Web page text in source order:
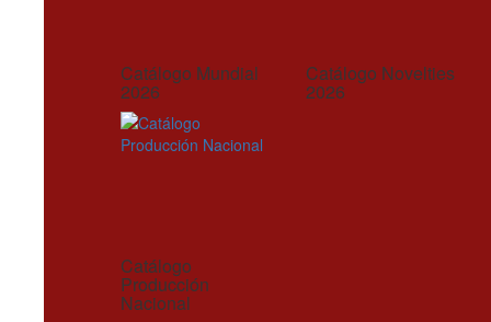
Catálogo Mundial
2026
Catálogo Novelties
2026
Catálogo
Producción
Nacional